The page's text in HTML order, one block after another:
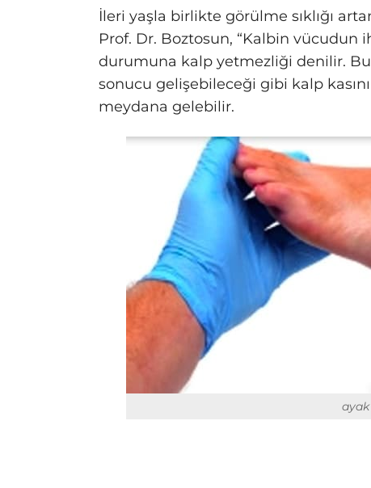
İleri yaşla birlikte görülme sıklığı
Prof. Dr. Boztosun, “Kalbin vücudun
durumuna kalp yetmezliği denilir.
sonucu gelişebileceği gibi kalp
meydana gelebilir.